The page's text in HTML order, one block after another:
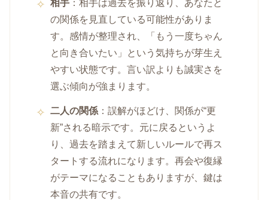
相手 ：相手は過去を振り返り、あなたと
の関係を見直している可能性がありま
す。感情が整理され、「もう一度ちゃん
と向き合いたい」という気持ちが芽生え
やすい状態です。言い訳よりも誠実さを
選ぶ傾向が強まります。
二人の関係 ：誤解がほどけ、関係が“更
新”される暗示です。元に戻るというよ
り、過去を踏まえて新しいルールで再ス
タートする流れになります。再会や復縁
がテーマになることもありますが、鍵は
本音の共有です。